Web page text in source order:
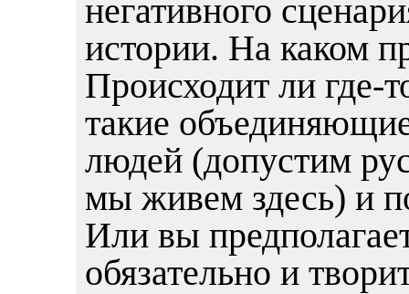
негативного
истории. На каком
Происходит ли где-
такие
людей (допустим
мы живем здесь) и
Или вы
обязательно и